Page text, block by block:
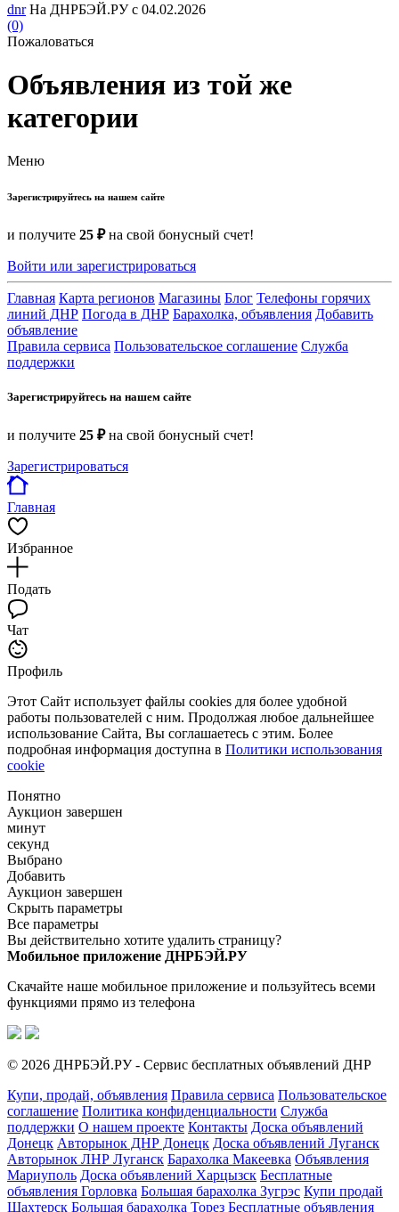
dnr На ДНРБЭЙ.РУ с 04.02.2026
(0)
Пожаловаться
Объявления из той же
категории
Меню
Зарегистрируйтесь на нашем сайте
и получите 25 ₽на свой бонусный счет!
Войти или зарегистрироваться
Главная Карта регионов Магазины Блог Телефоны горячих
линий ДНР Погода в ДНР Барахолка, объявления Добавить
объявление
Правила сервиса Пользовательское соглашение Служба
поддержки
Зарегистрируйтесь на нашем сайте
и получите 25 ₽на свой бонусный счет!
Зарегистрироваться
Главная
Избранное
Подать
Чат
Профиль
Этот Сайт использует файлы cookies для более удобной
работы пользователей с ним. Продолжая любое дальнейшее
использование Сайта, Вы соглашаетесь с этим. Более
подробная информация доступна в Политики использования
cookie
Понятно
Аукцион завершен
минут
секунд
Выбрано
Добавить
Аукцион завершен
Скрыть параметры
Все параметры
Вы действительно хотите удалить страницу?
Мобильное приложение ДНРБЭЙ.РУ
Скачайте наше мобильное приложение и пользуйтесь всеми
функциями прямо из телефона
© 2026 ДНРБЭЙ.РУ - Сервис бесплатных объявлений ДНР
Купи, продай, объявления Правила сервиса Пользовательское
соглашение Политика конфиденциальности Служба
поддержки О нашем проекте Контакты Доска объявлений
Донецк Авторынок ДНР Донецк Доска объявлений Луганск
Авторынок ЛНР Луганск Барахолка Макеевка Объявления
Мариуполь Доска объявлений Харцызск Бесплатные
объявления Горловка Большая барахолка Зугрэс Купи продай
Шахтерск Большая барахолка Торез Бесплатные объявления